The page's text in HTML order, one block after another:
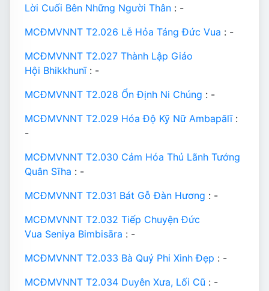
Lời Cuối Bên Những Người Thân : -
MCĐMVNNT T2.026 Lễ Hỏa Táng Đức Vua : -
MCĐMVNNT T2.027 Thành Lập Giáo
Hội Bhikkhunī : -
MCĐMVNNT T2.028 Ổn Định Ni Chúng : -
MCĐMVNNT T2.029 Hóa Độ Kỹ Nữ Ambapālī :
-
MCĐMVNNT T2.030 Cảm Hóa Thủ Lãnh Tướng
Quân Sīha : -
MCĐMVNNT T2.031 Bát Gỗ Đàn Hương : -
MCĐMVNNT T2.032 Tiếp Chuyện Đức
Vua Seniya Bimbisāra : -
MCĐMVNNT T2.033 Bà Quý Phi Xinh Đẹp : -
MCĐMVNNT T2.034 Duyên Xưa, Lối Cũ : -